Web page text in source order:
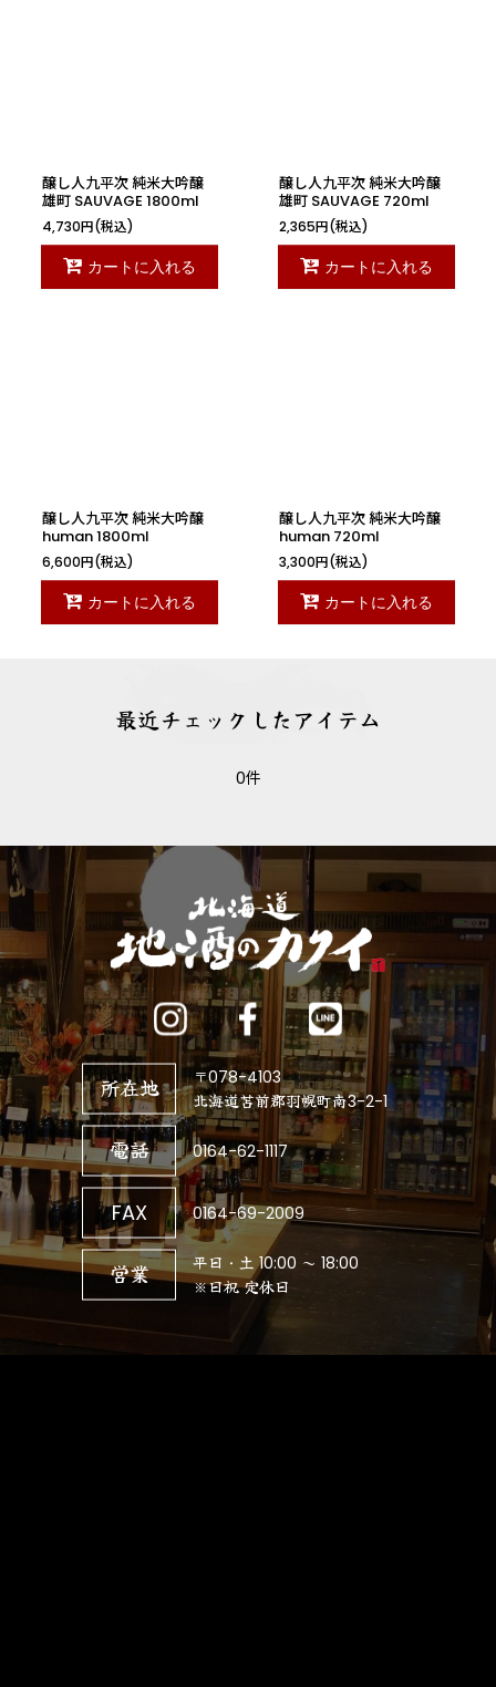
醸し人九平次 純米大吟醸
雄町 SAUVAGE 1800ml
4,730円(税込)
カートに入れる
醸し人九平次 純米大吟醸
雄町 SAUVAGE 720ml
2,365円(税込)
カートに入れる
醸し人九平次 純米大吟醸
human 1800ml
6,600円(税込)
カートに入れる
醸し人九平次 純米大吟醸
human 720ml
3,300円(税込)
カートに入れる
最近チェックしたアイテム
0件
所在地
〒078-4103
北海道苫前郡羽幌町南3-2-1
電話 0164-62-1117
FAX 0164-69-2009
営業
平日・土 10:00 ～ 18:00
※日祝 定休日